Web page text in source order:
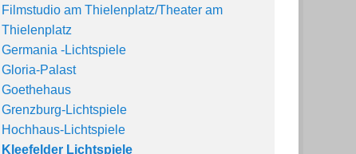
Filmstudio am Thielenplatz/Theater am
Thielenplatz
Germania -Lichtspiele
Gloria-Palast
Goethehaus
Grenzburg-Lichtspiele
Hochhaus-Lichtspiele
Kleefelder Lichtspiele